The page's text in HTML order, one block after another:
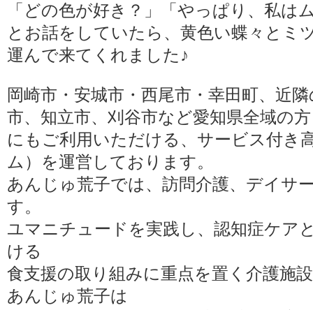
「どの色が好き？」「やっぱり、私は
とお話をしていたら、黄色い蝶々とミ
運んで来てくれました♪
岡崎市・安城市・西尾市・幸田町、近
市、知立市、刈谷市など愛知県全域の方
にもご利用いただける、サービス付き
ム）を運営しております。
あんじゅ荒子では、訪問介護、デイサ
す。
ユマニチュードを実践し、認知症ケア
ける
食支援の取り組みに重点を置く介護施
あんじゅ荒子は